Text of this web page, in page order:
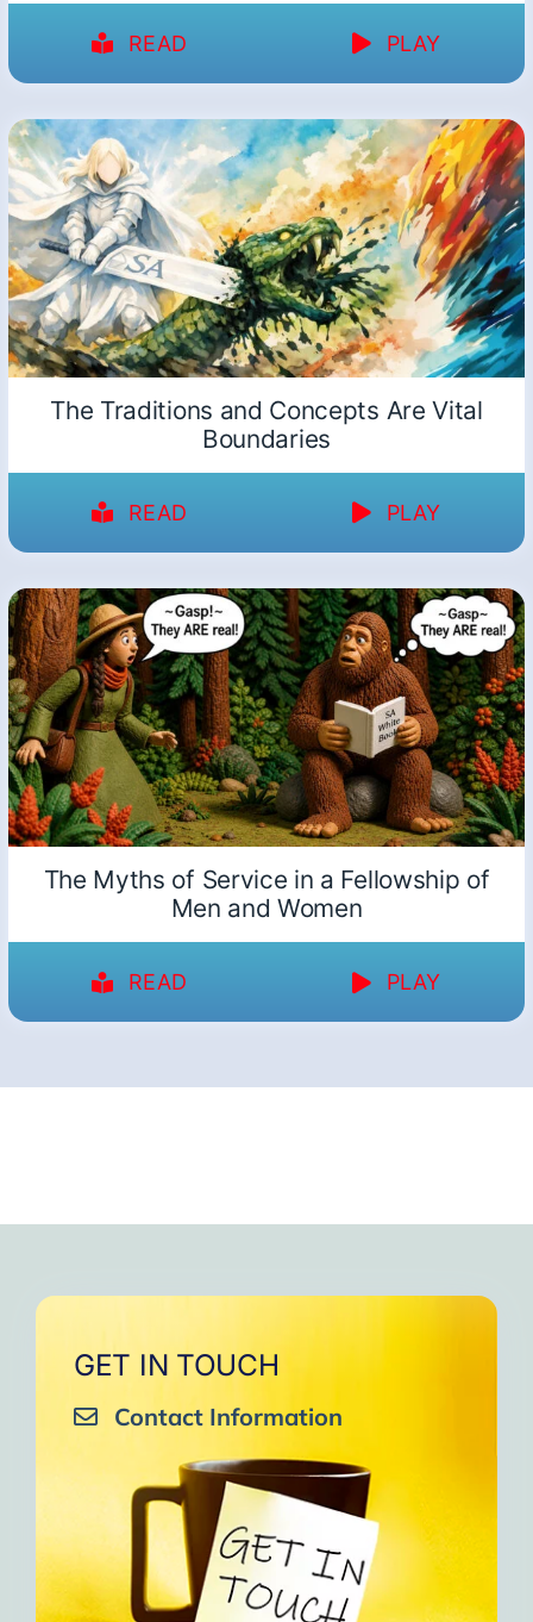
READ PLAY
The Traditions and Concepts Are Vital
Boundaries
READ PLAY
The Myths of Service in a Fellowship of
Men and Women
READ PLAY
GET IN TOUCH
Contact Information